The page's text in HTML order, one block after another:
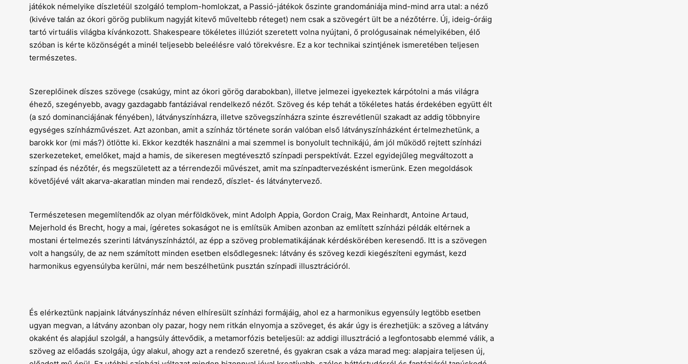
játékok némelyike díszletéül szolgáló templom-homlokzat, a Passió-játékok őszinte grandomániája mind-mind arra utal: a néző
(kivéve talán az ókori görög publikum nagyját kitevő műveltebb réteget) nem csak a szövegért ült be a nézőtérre. Új, ideig-óráig
tartó virtuális világba kívánkozott. Shakespeare tökéletes illúziót szeretett volna nyújtani, ő prológusainak némelyikében, élő
szóban is kérte közönségét a minél teljesebb beleélésre való törekvésre. Ez a kor technikai szintjének ismeretében teljesen
természetes.
Szereplőinek díszes szövege (csakúgy, mint az ókori görög darabokban), illetve jelmezei igyekeztek kárpótolni a más világra
éhező, szegényebb, avagy gazdagabb fantáziával rendelkező nézőt. Szöveg és kép tehát a tökéletes hatás érdekében együtt élt
(a szó dominanciájának fényében), látványszínházra, illetve szövegszínházra szinte észrevétlenül szakadt az addig többnyire
egységes színházművészet. Azt azonban, amit a színház története során valóban első látványszínházként értelmezhetünk, a
barokk kor (mi más?) ötlötte ki. Ekkor kezdték használni a mai szemmel is bonyolult technikájú, ám jól működő rejtett színházi
szerkezeteket, emelőket, majd a hamis, de sikeresen megtévesztő színpadi perspektívát. Ezzel egyidejűleg megváltozott a
színpad és nézőtér, és megszületett az a térrendezői művészet, amit ma színpadtervezésként ismerünk. Ezen megoldások
követőjévé vált akarva-akaratlan minden mai rendező, díszlet- és látványtervező.
Természetesen megemlítendők az olyan mérföldkövek, mint Adolph Appia, Gordon Craig, Max Reinhardt, Antoine Artaud,
Mejerhold és Brecht, hogy a mai, ígéretes sokaságot ne is említsük Amiben azonban az említett színházi példák eltérnek a
mostani értelmezés szerinti látványszínháztól, az épp a szöveg problematikájának kérdéskörében keresendő. Itt is a szövegen
volt a hangsúly, de az nem számított minden esetben elsődlegesnek: látvány és szöveg kezdi kiegészíteni egymást, kezd
harmonikus egyensúlyba kerülni, már nem beszélhetünk pusztán színpadi illusztrációról.
És elérkeztünk napjaink látványszínház néven elhíresült színházi formájáig, ahol ez a harmonikus egyensúly legtöbb esetben
ugyan megvan, a látvány azonban oly pazar, hogy nem ritkán elnyomja a szöveget, és akár úgy is érezhetjük: a szöveg a látvány
okaként és alapjául szolgál, a hangsúly áttevődik, a metamorfózis beteljesül: az addigi illusztráció a legfontosabb elemmé válik, a
szöveg az előadás szolgája, úgy alakul, ahogy azt a rendező szeretné, és gyakran csak a váza marad meg: alapjaira teljesen új,